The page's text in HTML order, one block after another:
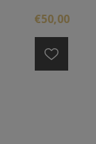
très agréable.
€50,00